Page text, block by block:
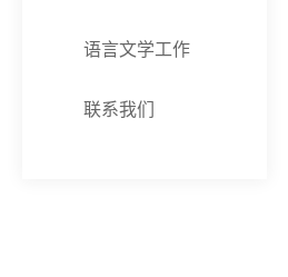
语言文学工作
联系我们